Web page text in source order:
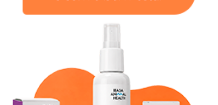
Com diferentes tipos de ação e modo de aplicação, os
Os medicamentos atuam na redução de microrganismos e
fazem com que o pet pare de sentir a dor, incômodo e
outros sintomas da doença.